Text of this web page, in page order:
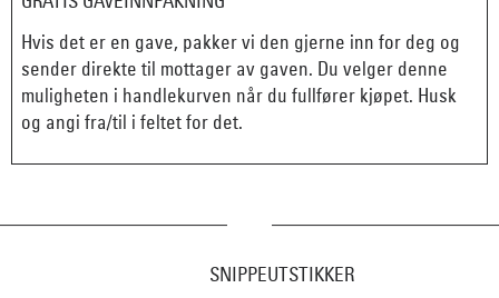
Hvis det er en gave, pakker vi den gjerne inn for deg og
sender direkte til mottager av gaven. Du velger denne
muligheten i handlekurven når du fullfører kjøpet. Husk
og angi fra/til i feltet for det.
SNIPPEUTSTIKKER